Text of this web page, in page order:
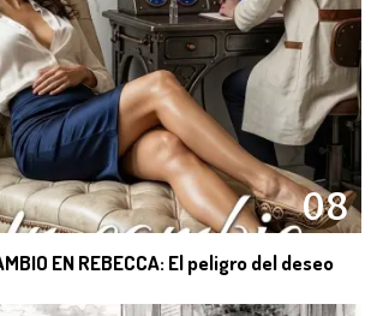
08
EN REBECCA: El peligro del deseo